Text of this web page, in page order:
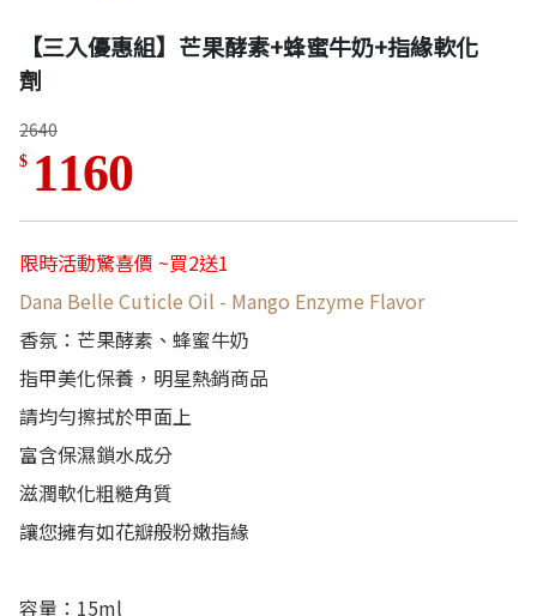
【三入優惠組】芒果酵素+蜂蜜牛奶+指緣軟化
劑
2640
$ 1160
限時活動驚喜價 ~買2送1
Dana Belle Cuticle Oil - Mango Enzyme Flavor
香氛：芒果酵素、蜂蜜牛奶
指甲美化保養，明星熱銷商品
請均勻擦拭於甲面上
富含保濕鎖水成分
滋潤軟化粗糙角質
讓您擁有如花瓣般粉嫩指緣
容量：15ml